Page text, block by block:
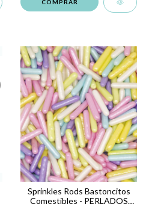
Sprinkles Rods Bastoncitos
Comestibles - PERLADOS